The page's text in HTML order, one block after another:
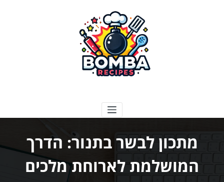
מתכון לבשר בתנור: הדרך
המושלמת לארוחת מלכים